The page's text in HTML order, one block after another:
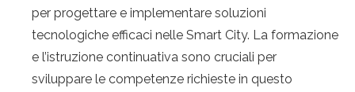
per progettare e implementare soluzioni
tecnologiche efficaci nelle Smart City. La formazione
e l’istruzione continuativa sono cruciali per
sviluppare le competenze richieste in questo